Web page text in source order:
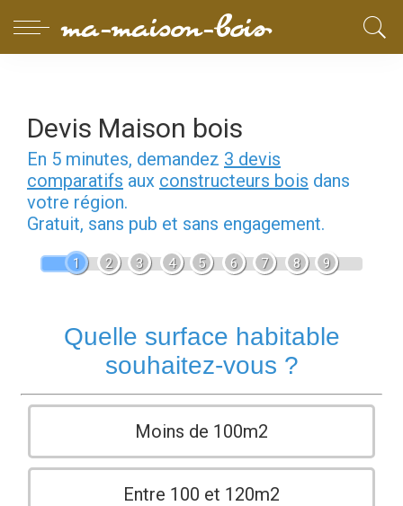
Devis Maison bois
En 5 minutes, demandez 3 devis
comparatifs aux constructeurs bois dans
votre région.
Gratuit, sans pub et sans engagement.
1 2 3 4 5 6 7 8 9
Quelle surface habitable
souhaitez-vous ?
Moins de 100m2
Entre 100 et 120m2